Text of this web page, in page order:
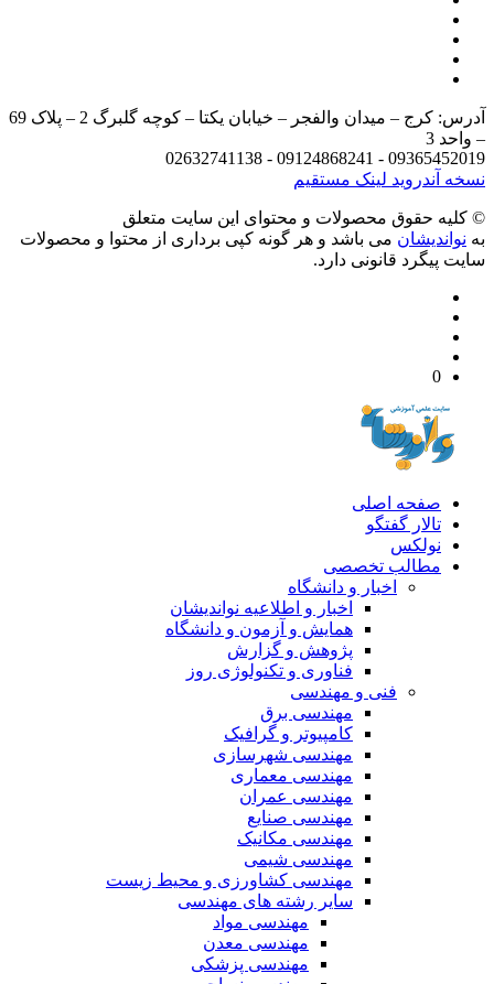
آدرس: کرج – میدان والفجر – خیابان یکتا – کوچه گلبرگ 2 – پلاک 69
3
09365452019 - 09124868241 -
آندرویدلینک مستقیم
حقوق محصولات و محتوای اين سایت متعلق
می باشد و هر گونه کپی برداری از محتوا و محصولات
پیگرد قانونی دارد.
صفحه اصلی
تالار گفتگو
نولکس
مطالب تخصصی
اخبار و دانشگاه
اخبار و اطلاعیه نواندیشان
همایش و آزمون و دانشگاه
پژوهش و گزارش
فناوری و تکنولوژی روز
فنی و مهندسی
مهندسی برق
کامپیوتر و گرافیک
مهندسی شهرسازی
مهندسی معماری
مهندسی عمران
مهندسی صنایع
مهندسی مکانیک
مهندسی شیمی
مهندسی کشاورزی و محیط زیست
سایر رشته های مهندسی
مهندسی مواد
مهندسی معدن
مهندسی پزشکی